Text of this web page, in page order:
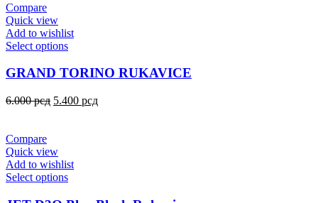
Compare
Quick view
Add to wishlist
Select options
GRAND TORINO RUKAVICE
6.000рсд 5.400 рсд
Compare
Quick view
Add to wishlist
Select options